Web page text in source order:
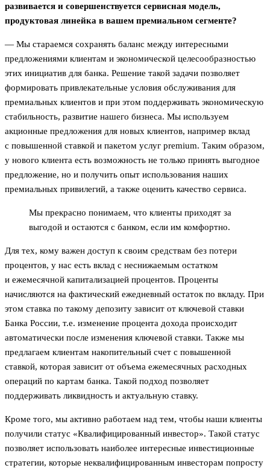
развивается и совершенствуется сервисная модель,
продуктовая линейка в вашем премиальном сегменте?
— Мы стараемся сохранять баланс между интересными
предложениями клиентам и экономической целесообразностью
этих инициатив для банка. Решение такой задачи позволяет
формировать привлекательные условия обслуживания для
премиальных клиентов и при этом поддерживать экономическую
стабильность, развитие нашего бизнеса. Мы используем
акционные предложения для новых клиентов, например вклад
с повышенной ставкой и пакетом услуг premium. Таким образом,
у нового клиента есть возможность не только принять выгодное
предложение, но и получить опыт использования наших
премиальных привилегий, а также оценить качество сервиса.
Мы прекрасно понимаем, что клиенты приходят за
выгодой и остаются с банком, если им комфортно.
Для тех, кому важен доступ к своим средствам без потери
процентов, у нас есть вклад с неснижаемым остатком
и ежемесячной капитализацией процентов. Проценты
начисляются на фактический ежедневный остаток по вкладу. При
этом ставка по такому депозиту зависит от ключевой ставки
Банка России, т.е. изменение процента дохода происходит
автоматически после изменения ключевой ставки. Также мы
предлагаем клиентам накопительный счет с повышенной
ставкой, которая зависит от объема ежемесячных расходных
операций по картам банка. Такой подход позволяет
поддерживать ликвидность и актуальную ставку.
Кроме того, мы активно работаем над тем, чтобы наши клиенты
получили статус «Квалифицированный инвестор». Такой статус
позволяет использовать наиболее интересные инвестиционные
стратегии, которые неквалифицированным инвесторам попросту